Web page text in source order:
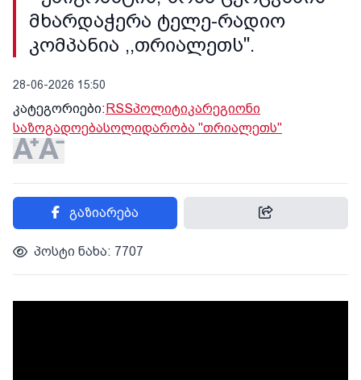
მხარდაჭერა ტელე-რადიო
კომპანია ,,თრიალეთს''.
28-06-2026 15:50
კატეგორიები:RSSპოლიტიკარეგიონი
საზოგადოებასოლიდარობა "თრიალეთს"
გაზიარება
პოსტი ნახა: 7707